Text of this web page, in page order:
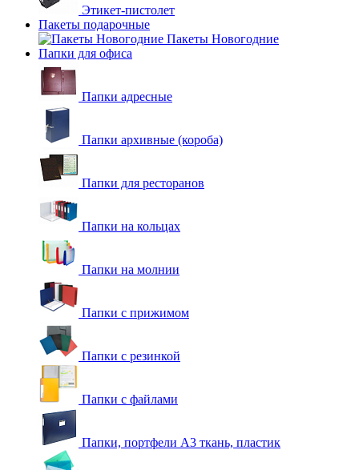
Этикет-пистолет
Пакеты подарочные
Пакеты Новогодние
Папки для офиса
Папки адресные
Папки архивные (короба)
Папки для ресторанов
Папки на кольцах
Папки на молнии
Папки с прижимом
Папки с резинкой
Папки с файлами
Папки, портфели А3 ткань, пластик